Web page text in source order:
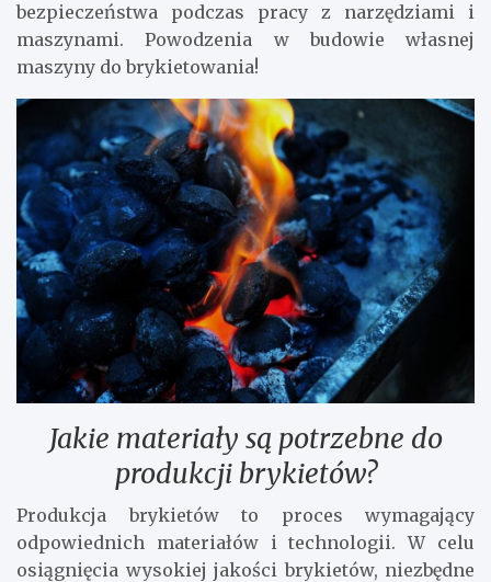
bezpieczeństwa podczas pracy z narzędziami i
maszynami. Powodzenia w budowie własnej
maszyny do brykietowania!
Jakie materiały są potrzebne do
produkcji brykietów?
Produkcja brykietów to proces wymagający
odpowiednich materiałów i technologii. W celu
osiągnięcia wysokiej jakości brykietów, niezbędne